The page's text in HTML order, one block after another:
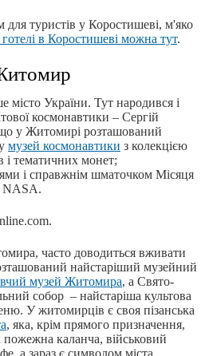
для туристів у Коростишеві, м'яко
в Коростишеві можна тут.
місто України. Тут народився і
космонавтики – Сергій
у Житомирі розташований
музей космонавтики з колекцією
і тематичних монет;
і справжнім шматочком Місяця
NASA.
часто доводиться вживати
найстаріший музейний
музей Житомира, а Свято-
собор – найстаріша культова
У житомирців є своя пізанська
, яка, крім прямого призначення,
каланча, військовий
а зараз є символом міста.